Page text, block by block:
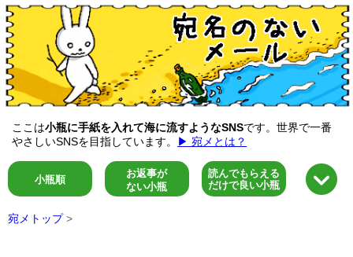
ここは小瓶に手紙を入れて海に流すようなSNSです。世界で一番
やさしいSNSを目指しています。
▶ 宛メとは？
小瓶順
お返事が
ない小瓶
読んでもらえる
だけで良い小瓶
宛メトップ >